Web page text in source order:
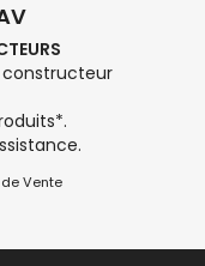
constructeur
Vente